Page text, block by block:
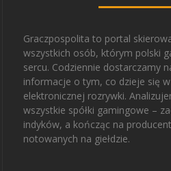
Graczpospolita to portal
wszystkich osób, którym polski
sercu. Codziennie dostarczamy
informacje o tym, co dzieje się
elektronicznej rozrywki.
wszystkie spółki gamingowe –
indyków, a kończąc na
notowanych na giełdzie.